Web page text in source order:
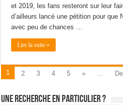
et 2019, les fans resteront sur leur
d’ailleurs lancé une pétition pour que
avec peu de chances …
Lire la suite »
1 2 3 4 5 »
Une recherche en particulier ?